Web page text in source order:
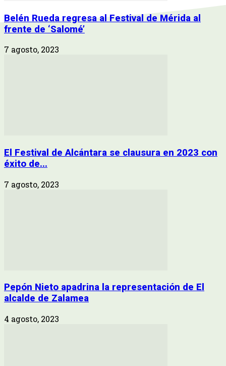
Belén Rueda regresa al Festival de Mérida al
frente de ‘Salomé’
7 agosto, 2023
El Festival de Alcántara se clausura en 2023 con
éxito de...
7 agosto, 2023
Pepón Nieto apadrina la representación de El
alcalde de Zalamea
4 agosto, 2023